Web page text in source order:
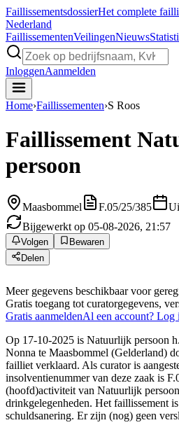
FaillissementsdossierHet complete
Nederland
FaillissementenVeilingenNieuws
InloggenAanmelden
Home›Faillissementen›S Roos
Faillissement
persoon
Maasbommel F.05/25/385
Bijgewerkt op 05-08-2026, 21:57
Volgen
Bewaren
Delen
Meer gegevens beschikbaar voor
Gratis toegang tot curatorgegevens,
Gratis aanmeldenAl een account? Log
Op 17-10-2025 is Natuurlijk persoon
Nonna te Maasbommel (Gelderland)
failliet verklaard. Als curator is
insolventienummer van deze zaak is
(hoofd)activiteit van Natuurlijk
drinkgelegenheden. Het faillissement
schuldsanering. Er zijn (nog) geen